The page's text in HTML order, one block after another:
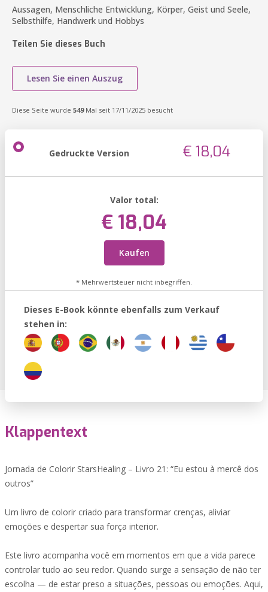
Aussagen, Menschliche Entwicklung, Körper, Geist und Seele,
Selbsthilfe, Handwerk und Hobbys
Teilen Sie dieses Buch
Lesen Sie einen Auszug
Diese Seite wurde 549Mal seit 17/11/2025 besucht
Gedruckte Version € 18,04
Valor total:
€ 18,04
Kaufen
* Mehrwertsteuer nicht inbegriffen.
Dieses E-Book könnte ebenfalls zum Verkauf
stehen in:
Klappentext
Jornada de Colorir StarsHealing – Livro 21: “Eu estou à mercê dos
outros”
Um livro de colorir criado para transformar crenças, aliviar
emoções e despertar sua força interior.
Este livro acompanha você em momentos em que a vida parece
controlar tudo ao seu redor. Quando surge a sensação de não ter
escolha — de estar preso a situações, pessoas ou emoções. Aqui,